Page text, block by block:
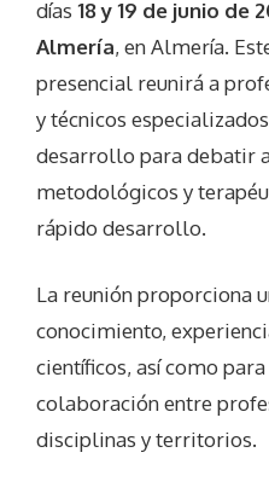
días 18 y 19 de junio de
Almería, en Almería.
presencial reunirá a
y técnicos
desarrollo para debatir
metodológicos y
rápido desarrollo.
La reunión proporciona
conocimiento,
científicos, así como
colaboración entre
disciplinas y territorios.